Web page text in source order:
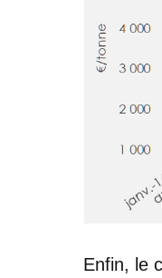
Enfin, le